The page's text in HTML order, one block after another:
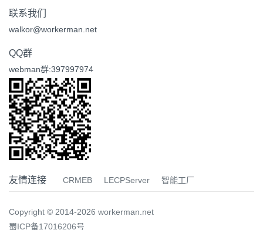
联系我们
walkor@workerman.net
QQ群
webman群:397997974
友情连接 CRMEB LECPServer 智能工厂
Copyright © 2014-2026 workerman.net
蜀ICP备17016206号